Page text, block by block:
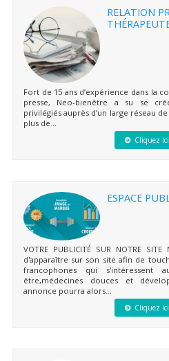
RELATION
Fort de 15 ans d’expérience dans la
presse, Neo-bienêtre a su se
privilégiés auprès d’un large réseau
plus de...
Cliquez ici
ESPACE
VOTRE PUBLICITÉ SUR NOTRE
d'apparaître sur son site afin de
francophones qui s'intéressent
être,médecines douces et
annonce pourra alors...
Cliquez ici